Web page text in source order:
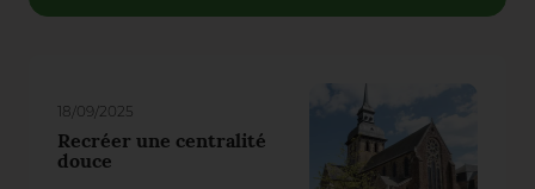
18/09/2025
Recréer une centralité
douce